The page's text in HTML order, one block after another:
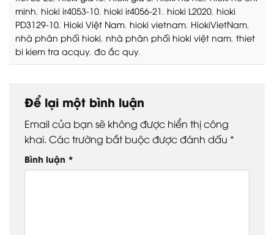
minh hioki ir4053-10 hioki ir4056-21 hioki L2020 hioki
PD3129-10 Hioki Việt Nam hioki vietnam HiokiVietNam
nhà phân phối hioki nhà phân phối hioki việt nam thiet
bi kiem tra acquy, đo ắc quy.
Để lại một bình luận
Email của bạn sẽ không được hiển thị công
khai. Các trường bắt buộc được đánh dấu *
Bình luận *